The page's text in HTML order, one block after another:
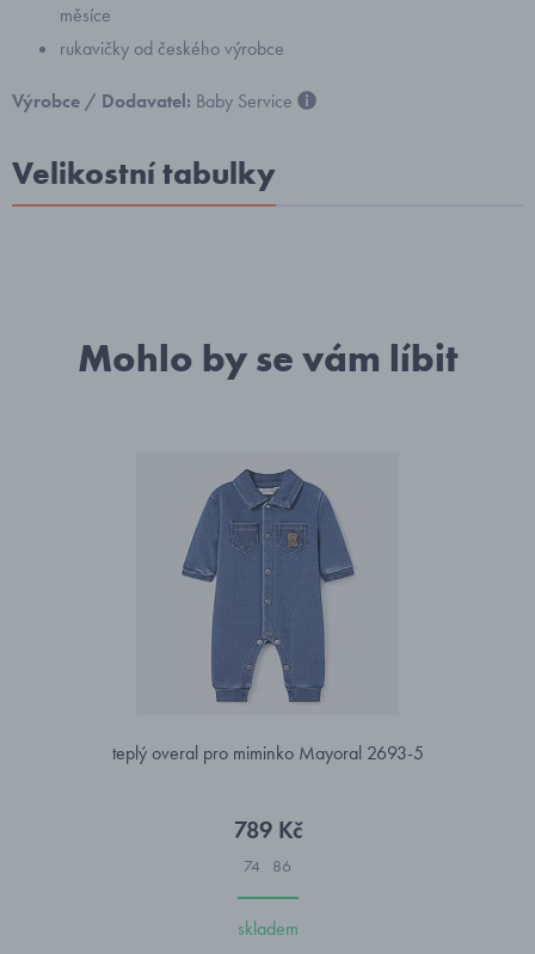
měsíce
rukavičky od českého výrobce
Výrobce / Dodavatel: Baby Service
Velikostní tabulky
Mohlo by se vám líbit
teplý overal pro miminko Mayoral 2693-5
789 Kč
74 86
skladem